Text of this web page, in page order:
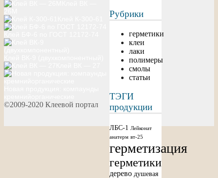
Рубрики
герметики
клеи
лаки
полимеры
смолы
статьи
ТЭГИ
продукции
ЛБС-1
Лейконат
анатерм вт-25
герметизация
герметики
дерево душевая
©2009-2020 Клеевой портал